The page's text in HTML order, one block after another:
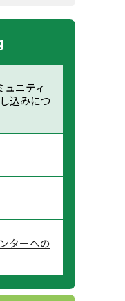
ニティ
込みにつ
ターへの